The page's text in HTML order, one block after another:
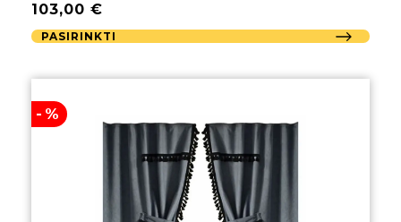
103,00 €
PASIRINKTI
-%